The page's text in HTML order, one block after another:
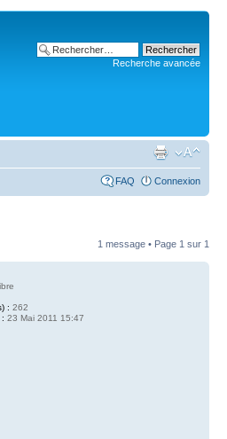
Recherche avancée
FAQ Connexion
1 message • Page 1 sur 1
: 262
23 Mai 2011 15:47